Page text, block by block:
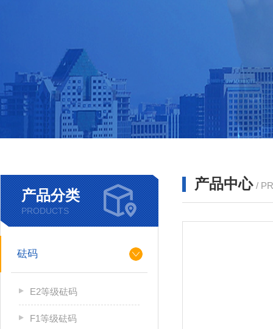
产品分类
PRODUCTS
砝码
E2等级砝码
F1等级砝码
产品中心 /